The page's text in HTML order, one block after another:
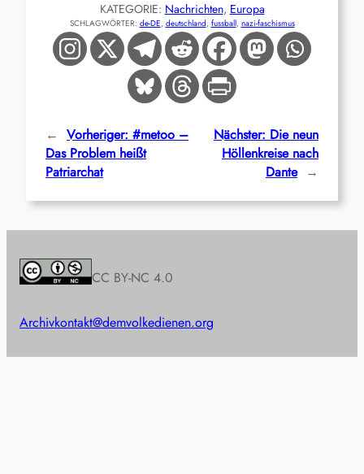
KATEGORIE: Nachrichten, Europa
SCHLAGWÖRTER: de-DE, deutschland, fussball, nazi-faschismus
← Vorheriger: #metoo –
Das Problem heißt
Patriarchat
Nächster: Die neun
Höllenkreise nach
Dante →
CC BY-NC 4.0
Archivkontakt@demvolkedienen.org